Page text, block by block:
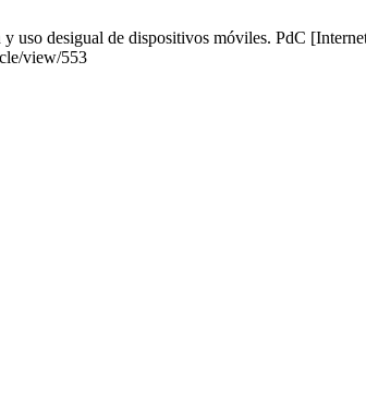
desigual de dispositivos móviles. PdC
view/553